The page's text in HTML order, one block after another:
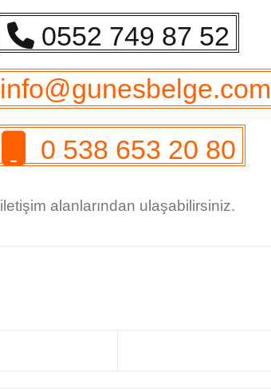
0552 749 87 52
info@gunesbelge.com
0 538 653 20 80
iletişim alanlarından ulaşabilirsiniz.